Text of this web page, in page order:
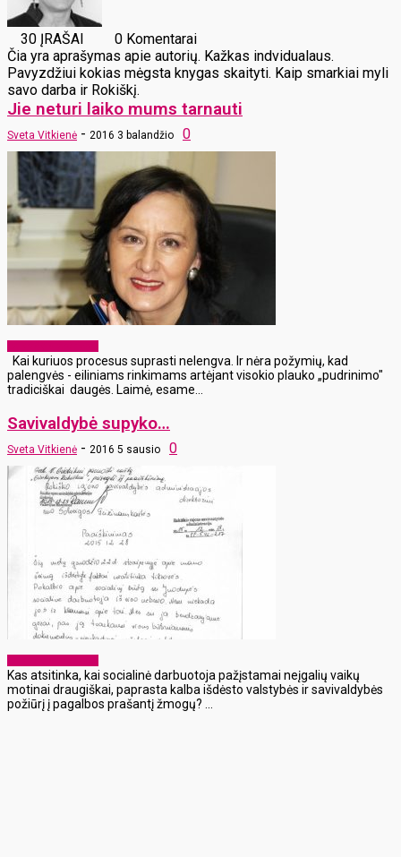
30 ĮRAŠAI
0 Komentarai
Čia yra aprašymas apie autorių. Kažkas indvidualaus.
Pavyzdžiui kokias mėgsta knygas skaityti. Kaip smarkiai myli
savo darba ir Rokiškį.
Jie neturi laiko mums tarnauti
Sveta Vitkienė - 2016 3 balandžio 0
Kai kuriuos procesus suprasti nelengva. Ir nėra požymių, kad
palengvės - eiliniams rinkimams artėjant visokio plauko „pudrinimo"
tradiciškai daugės. Laimė, esame...
Savivaldybė supyko…
Sveta Vitkienė - 2016 5 sausio 0
Kas atsitinka, kai socialinė darbuotoja pažįstamai neįgalių vaikų
motinai draugiškai, paprasta kalba išdėsto valstybės ir savivaldybės
požiūrį į pagalbos prašantį žmogų? ...